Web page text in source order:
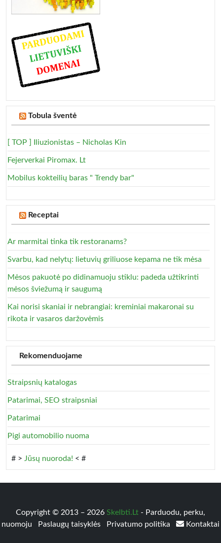
Tobula šventė
[ TOP ] Iliuzionistas – Nicholas Kin
Fejerverkai Piromax. Lt
Mobilus kokteilių baras " Trendy bar"
Receptai
Ar marmitai tinka tik restoranams?
Svarbu, kad nelytų: lietuvių griliuose kepama ne tik mėsa
Mėsos pakuotė po didinamuoju stiklu: padeda užtikrinti
mėsos šviežumą ir saugumą
Kai norisi skaniai ir nebrangiai: kreminiai makaronai su
rikota ir vasaros daržovėmis
Rekomenduojame
Straipsnių katalogas
Patarimai, SEO straipsniai
Patarimai
Pigi automobilio nuoma
# > Jūsų nuoroda! < #
Copyright © 2013 – 2026 Skelbti.Lt - Parduodu, perku,
nuomoju
Paslaugų taisyklės Privatumo politika Kontaktai